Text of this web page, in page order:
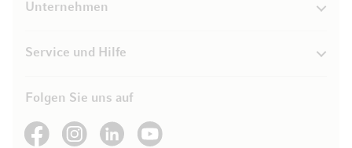
Unternehmen
Service und Hilfe
Folgen Sie uns auf
See our FacebookSee our Instagram account
See our LinkedInSee our YouTube channel